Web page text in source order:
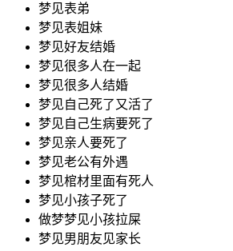
梦见表弟
梦见表姐妹
梦见好友结婚
梦见很多人在一起
梦见很多人结婚
梦见自己死了又活了
梦见自己生病要死了
梦见亲人要死了
梦见老公有外遇
梦见棺材里面有死人
梦见小孩子死了
做梦梦见小孩拉屎
梦见男朋友见家长